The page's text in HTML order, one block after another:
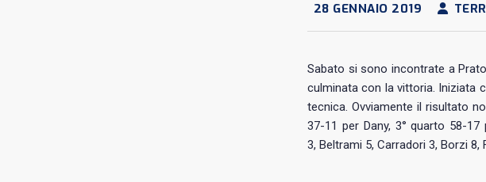
28 GENNAIO 2019
Sabato si sono incontrate a
culminata con la vittoria. Iniziata
tecnica. Ovviamente il risultato
37-11 per Dany, 3° quarto 58-
3, Beltrami 5, Carradori 3, Borzi 8,